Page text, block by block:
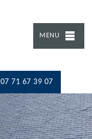
MENU
07 71 67 39 07